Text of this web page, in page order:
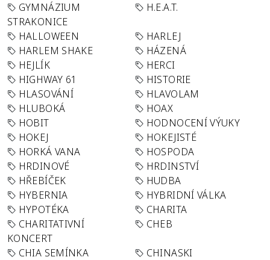
GYMNÁZIUM
STRAKONICE
H.E.A.T.
HALLOWEEN
HARLEJ
HARLEM SHAKE
HÁZENÁ
HEJLÍK
HERCI
HIGHWAY 61
HISTORIE
HLASOVÁNÍ
HLAVOLAM
HLUBOKÁ
HOAX
HOBIT
HODNOCENÍ VÝUKY
HOKEJ
HOKEJISTÉ
HORKÁ VANA
HOSPODA
HRDINOVÉ
HRDINSTVÍ
HŘEBÍČEK
HUDBA
HYBERNIA
HYBRIDNÍ VÁLKA
HYPOTÉKA
CHARITA
CHARITATIVNÍ
KONCERT
CHEB
CHIA SEMÍNKA
CHINASKI